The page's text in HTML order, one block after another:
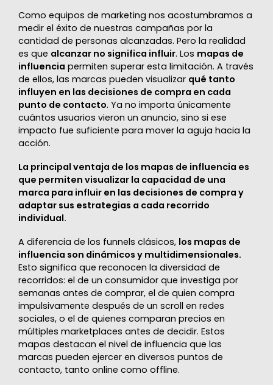
Como equipos de marketing nos acostumbramos a
medir el éxito de nuestras campañas por la
cantidad de personas alcanzadas. Pero la realidad
es que alcanzar no significa influir. Los mapas de
influencia permiten superar esta limitación. A través
de ellos, las marcas pueden visualizar qué tanto
influyen en las decisiones de compra en cada
punto de contacto. Ya no importa únicamente
cuántos usuarios vieron un anuncio, sino si ese
impacto fue suficiente para mover la aguja hacia la
acción.
La principal ventaja de los mapas de influencia es
que permiten visualizar la capacidad de una
marca para influir en las decisiones de compra y
adaptar sus estrategias a cada recorrido
individual.
A diferencia de los funnels clásicos, los mapas de
influencia son dinámicos y multidimensionales.
Esto significa que reconocen la diversidad de
recorridos: el de un consumidor que investiga por
semanas antes de comprar, el de quien compra
impulsivamente después de un scroll en redes
sociales, o el de quienes comparan precios en
múltiples marketplaces antes de decidir. Estos
mapas destacan el nivel de influencia que las
marcas pueden ejercer en diversos puntos de
contacto, tanto online como offline.